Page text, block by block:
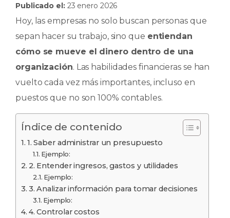
c
e
b
o
o
k
a
ts
A
p
p
k
e
dI
n
m
p
ar
ti
r
Publicado el: 23 enero 2026
Hoy, las empresas no solo buscan personas que
sepan hacer su trabajo, sino que entiendan
cómo se mueve el dinero dentro de una
organización. Las habilidades financieras se han
vuelto cada vez más importantes, incluso en
puestos que no son 100% contables.
Índice de contenido
1. Saber administrar un presupuesto
Ejemplo:
2. Entender ingresos, gastos y utilidades
Ejemplo:
3. Analizar información para tomar decisiones
Ejemplo:
4. Controlar costos